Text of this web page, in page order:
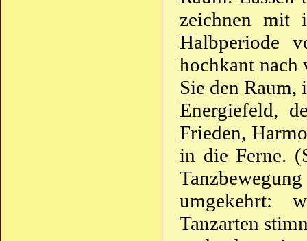
zeichnen mit
Halbperiode
hochkant
Sie den
Energiefeld,
Frieden,
in die Ferne.
umgekehrt:
Tanzarten